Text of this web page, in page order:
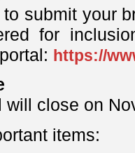
submit your
for
https://
close on
items: